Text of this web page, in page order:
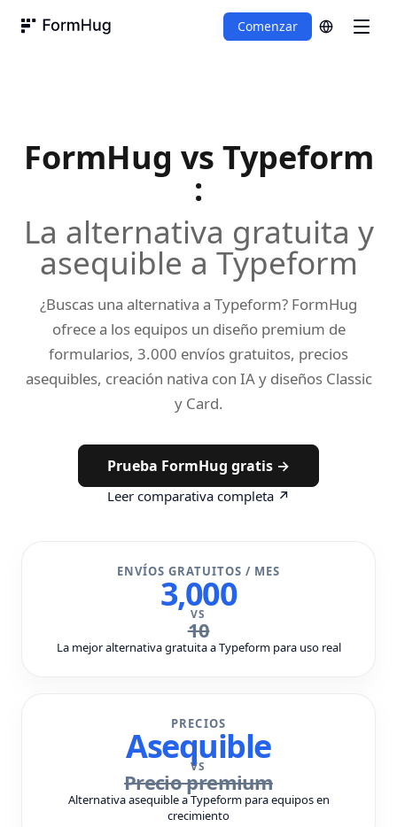
Comenzar
FormHug vs Typeform
:
La alternativa gratuita y
asequible a Typeform
¿Buscas una alternativa a Typeform? FormHug
ofrece a los equipos un diseño premium de
formularios, 3.000 envíos gratuitos, precios
asequibles, creación nativa con IA y diseños Classic
y Card.
Prueba FormHug gratis →
Leer comparativa completa ↗
ENVÍOS GRATUITOS / MES
3,000
VS
10
La mejor alternativa gratuita a Typeform para uso real
PRECIOS
Asequible
VS
Precio premium
Alternativa asequible a Typeform para equipos en
crecimiento